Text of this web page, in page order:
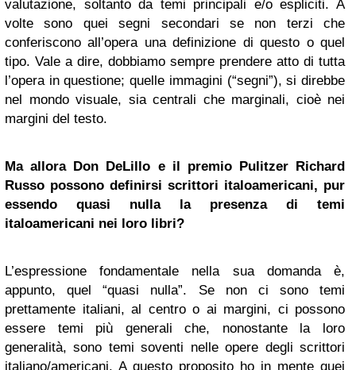
valutazione, soltanto da temi principali e/o espliciti. A
volte sono quei segni secondari se non terzi che
conferiscono all’opera una definizione di questo o quel
tipo. Vale a dire, dobbiamo sempre prendere atto di tutta
l’opera in questione; quelle immagini (“segni”), si direbbe
nel mondo visuale, sia centrali che marginali, cioè nei
margini del testo.
Ma allora Don DeLillo e il premio Pulitzer Richard
Russo possono definirsi scrittori italoamericani, pur
essendo quasi nulla la presenza di temi
italoamericani nei loro libri?
L’espressione fondamentale nella sua domanda è,
appunto, quel “quasi nulla”. Se non ci sono temi
prettamente italiani, al centro o ai margini, ci possono
essere temi più generali che, nonostante la loro
generalità, sono temi soventi nelle opere degli scrittori
italiano/americani. A questo proposito ho in mente quei